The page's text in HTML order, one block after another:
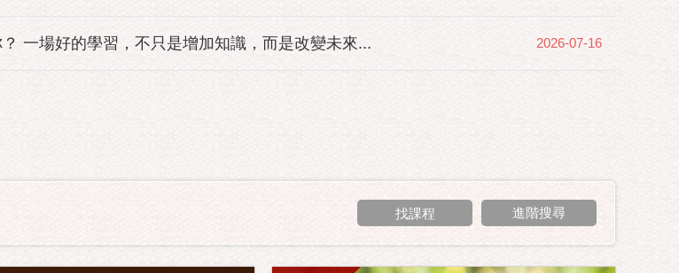
一場好的學習，不只是增加知識，而是改變未來... 2026-07-16
進階搜尋